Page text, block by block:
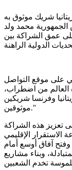
شريك موثوق به
محمد ولد
عمق الشراكة بين
على موقع التواصل
العالم من اضطراب،
وفرنسا شريكين
موثوقين."
تعزيز هذه الشراكة
الاستقرار الإقليمي
وفتح آفاق أوسع أمام
وبناء مشاريع